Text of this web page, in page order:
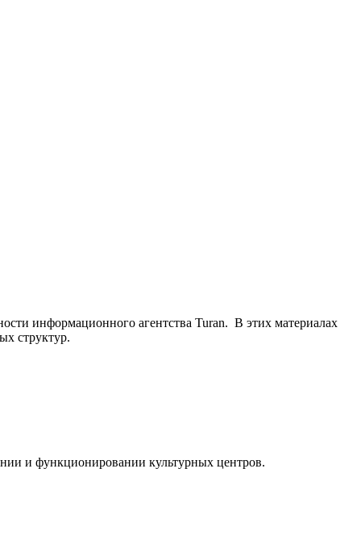
информационного агентства Turan. В этих материалах
структур.
и функционировании культурных центров.